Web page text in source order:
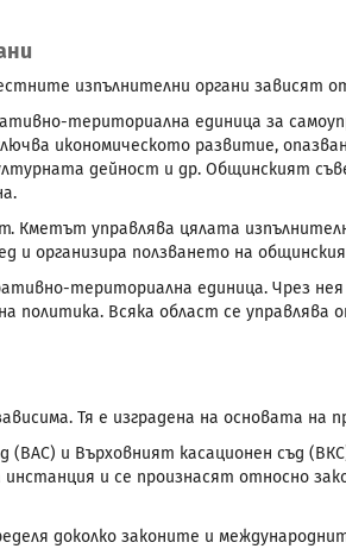
изпълнителни органи зависят
териториална единица за
икономическото развитие,
дейност и др. Общинският
Кметът управлява цялата
и организира ползването на
териториална единица. Чрез
политика. Всяка област се управлява
Тя е изградена на основата на
и Върховният касационен съд
и се произнасят относно
доколко законите и